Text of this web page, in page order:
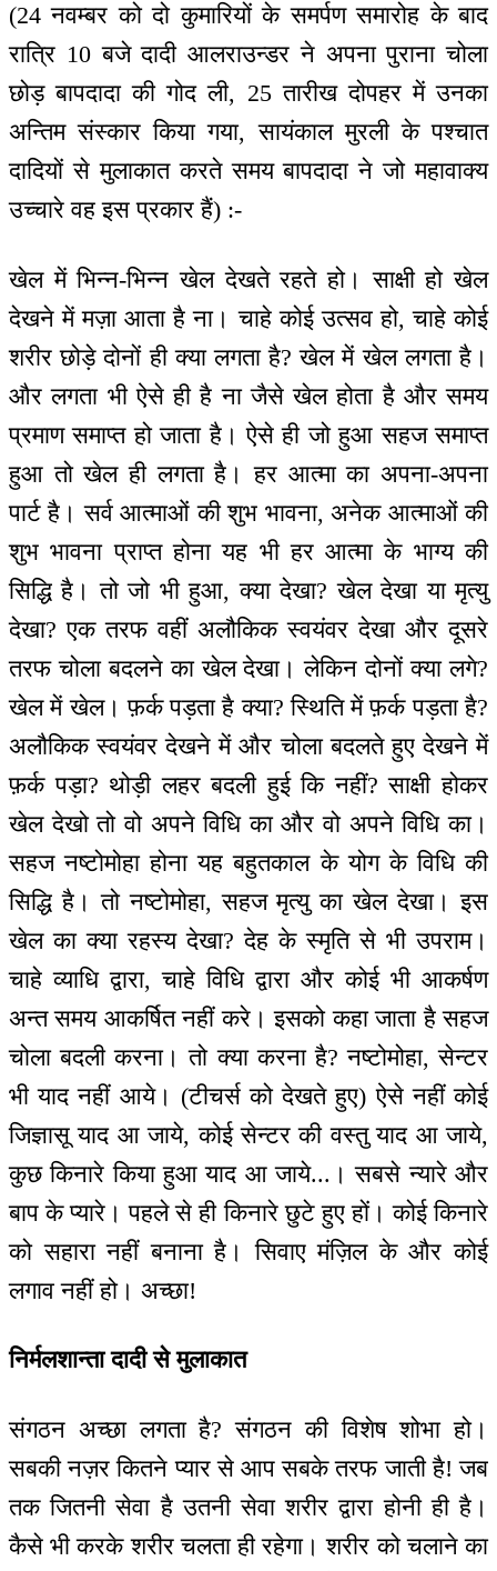
(24 नवम्बर को दो कुमारियों के समर्पण समारोह के बाद
रात्रि 10 बजे दादी आलराउन्डर ने अपना पुराना चोला
छोड़ बापदादा की गोद ली, 25 तारीख दोपहर में उनका
अन्तिम संस्कार किया गया, सायंकाल मुरली के पश्चात
दादियों से मुलाकात करते समय बापदादा ने जो महावाक्य
उच्चारे वह इस प्रकार हैं) :-
खेल में भिन्न-भिन्न खेल देखते रहते हो। साक्षी हो खेल
देखने में मज़ा आता है ना। चाहे कोई उत्सव हो, चाहे कोई
शरीर छोड़े दोनों ही क्या लगता है? खेल में खेल लगता है।
और लगता भी ऐसे ही है ना जैसे खेल होता है और समय
प्रमाण समाप्त हो जाता है। ऐसे ही जो हुआ सहज समाप्त
हुआ तो खेल ही लगता है। हर आत्मा का अपना-अपना
पार्ट है। सर्व आत्माओं की शुभ भावना, अनेक आत्माओं की
शुभ भावना प्राप्त होना यह भी हर आत्मा के भाग्य की
सिद्धि है। तो जो भी हुआ, क्या देखा? खेल देखा या मृत्यु
देखा? एक तरफ वहीं अलौकिक स्वयंवर देखा और दूसरे
तरफ चोला बदलने का खेल देखा। लेकिन दोनों क्या लगे?
खेल में खेल। फ़र्क पड़ता है क्या? स्थिति में फ़र्क पड़ता है?
अलौकिक स्वयंवर देखने में और चोला बदलते हुए देखने में
फ़र्क पड़ा? थोड़ी लहर बदली हुई कि नहीं? साक्षी होकर
खेल देखो तो वो अपने विधि का और वो अपने विधि का।
सहज नष्टोमोहा होना यह बहुतकाल के योग के विधि की
सिद्धि है। तो नष्टोमोहा, सहज मृत्यु का खेल देखा। इस
खेल का क्या रहस्य देखा? देह के स्मृति से भी उपराम।
चाहे व्याधि द्वारा, चाहे विधि द्वारा और कोई भी आकर्षण
अन्त समय आकर्षित नहीं करे। इसको कहा जाता है सहज
चोला बदली करना। तो क्या करना है? नष्टोमोहा, सेन्टर
भी याद नहीं आये। (टीचर्स को देखते हुए) ऐसे नहीं कोई
जिज्ञासू याद आ जाये, कोई सेन्टर की वस्तु याद आ जाये,
कुछ किनारे किया हुआ याद आ जाये...। सबसे न्यारे और
बाप के प्यारे। पहले से ही किनारे छुटे हुए हों। कोई किनारे
को सहारा नहीं बनाना है। सिवाए मंज़िल के और कोई
लगाव नहीं हो। अच्छा!
निर्मलशान्ता दादी से मुलाकात
संगठन अच्छा लगता है? संगठन की विशेष शोभा हो।
सबकी नज़र कितने प्यार से आप सबके तरफ जाती है! जब
तक जितनी सेवा है उतनी सेवा शरीर द्वारा होनी ही है।
कैसे भी करके शरीर चलता ही रहेगा। शरीर को चलाने का